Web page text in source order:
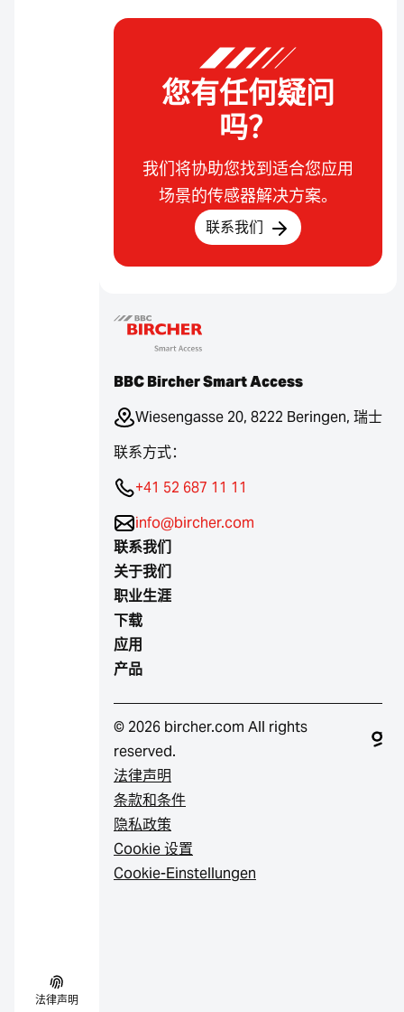
法律声明
您有任何疑问
吗？
我们将协助您找到适合您应用
场景的传感器解决方案。
联系我们
BBC Bircher Smart Access
Wiesengasse 20, 8222 Beringen, 瑞士
联系方式：
+41 52 687 11 11
info@bircher.com
联系我们
关于我们
职业生涯
下载
应用
产品
© 2026 bircher.com All rights
reserved.
法律声明
条款和条件
隐私政策
Cookie 设置
Cookie-Einstellungen